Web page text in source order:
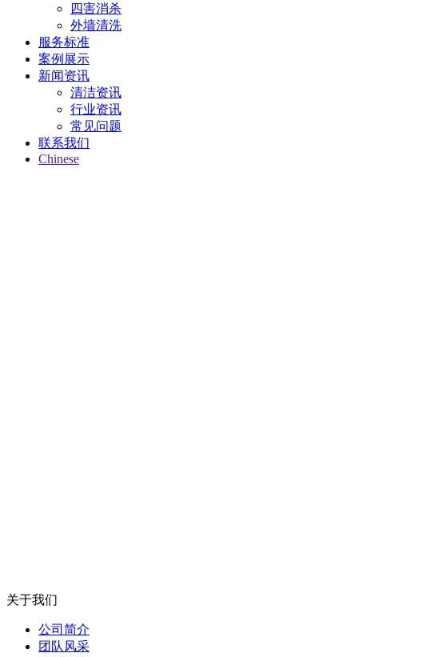
四害消杀
外墙清洗
服务标准
案例展示
新闻资讯
清洁资讯
行业资讯
常见问题
联系我们
Chinese
关于我们
公司简介
团队风采